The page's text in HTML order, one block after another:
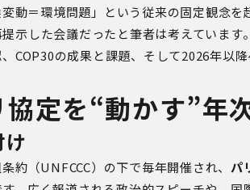
動＝環境問題」という従来の固定観念を
示した会議だったと筆者は考えています。
COP30の成果と課題、そして2026年以
定を“動かす”年
約（UNFCCC）の下で毎年開催され、 パ